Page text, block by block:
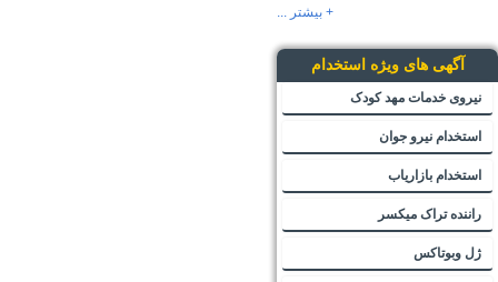
+ بیشتر ...
آگهی های ویژه استخدام
نیروی خدمات مهد کودک
استخدام نیرو جوان
استخدام بازاریاب
راننده تراک میکسر
ژل وبوتاکس